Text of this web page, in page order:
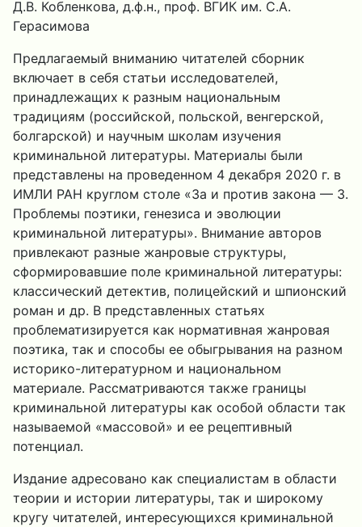
Д.В. Кобленкова, д.ф.н., проф. ВГИК им. С.А.
Герасимова
Предлагаемый вниманию читателей сборник
включает в себя статьи исследователей,
принадлежащих к разным национальным
традициям (российской, польской, венгерской,
болгарской) и научным школам изучения
криминальной литературы. Материалы были
представлены на проведенном 4 декабря 2020 г. в
ИМЛИ РАН круглом столе «За и против закона — 3.
Проблемы поэтики, генезиса и эволюции
криминальной литературы». Внимание авторов
привлекают разные жанровые структуры,
сформировавшие поле криминальной литературы:
классический детектив, полицейский и шпионский
роман и др. В представленных статьях
проблематизируется как нормативная жанровая
поэтика, так и способы ее обыгрывания на разном
историко-литературном и национальном
материале. Рассматриваются также границы
криминальной литературы как особой области так
называемой «массовой» и ее рецептивный
потенциал.
Издание адресовано как специалистам в области
теории и истории литературы, так и широкому
кругу читателей, интересующихся криминальной